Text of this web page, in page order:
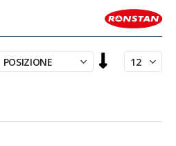
la
la pagina